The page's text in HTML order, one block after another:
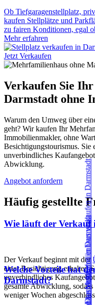
Ob Tiefgaragenstellplatz,
kaufen Stellplätze und
zu fairen Konditionen, egal
Mehr erfahren
Jetzt Verkaufen
Verkaufen Sie
Darmstadt ohne
Warum den Umweg über
geht? Wir kaufen Ihr
Immobilienmakler, ohne
Besichtigungstourismus. Sie
unverbindliches
Abwicklung.
Angebot anfordern
Häufig gestellte
Wie läuft der Verkauf
Der Verkauf beginnt mit der
einer Besichtigung erhalten
unverbindliches
gesamte Abwicklung,
weniger Wochen
Welche Vorteile hat
Darmstadt?